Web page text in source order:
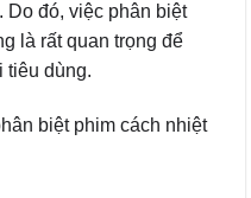
Do đó, việc phân biệt
là rất quan trọng để
tiêu dùng.
biệt phim cách nhiệt